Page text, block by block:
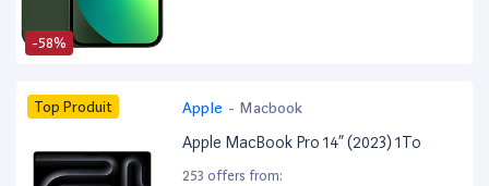
-58%
Top Produit Apple - Macbook
Apple MacBook Pro 14” (2023) 1To
253 offers from: